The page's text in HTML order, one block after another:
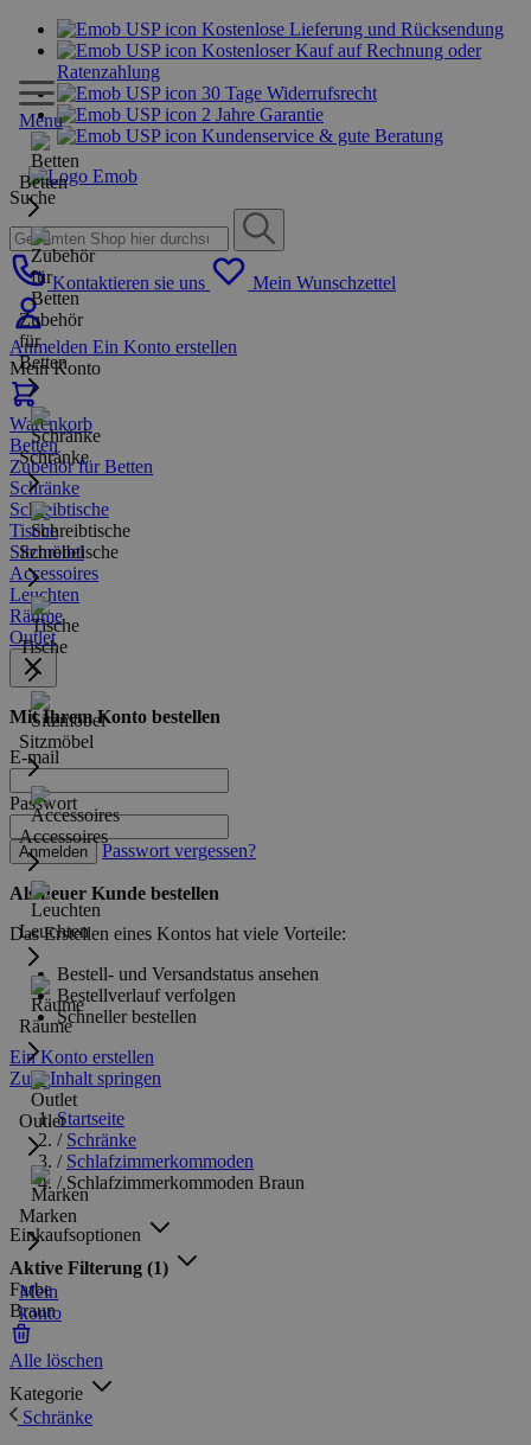
Kostenlose Lieferung und Rücksendung
Kostenloser Kauf auf Rechnung oder
Ratenzahlung
30 Tage Widerrufsrecht
2 Jahre Garantie
Kundenservice & gute Beratung
Suche
Kontaktieren sie uns Mein Wunschzettel
Anmelden Ein Konto erstellen
Mein Konto
Warenkorb
Menu
Betten
Zubehör
für
Betten
Schränke
Schreibtische
Tische
Sitzmöbel
Accessoires
Leuchten
Räume
Outlet
Marken
Mein
konto
Betten
Zubehör für Betten
Schränke
Schreibtische
Tische
Sitzmöbel
Accessoires
Leuchten
Räume
Outlet
Mit Ihrem Konto bestellen
E-mail
Passwort
Anmelden Passwort vergessen?
Als neuer Kunde bestellen
Das Erstellen eines Kontos hat viele Vorteile:
Bestell- und Versandstatus ansehen
Bestellverlauf verfolgen
Schneller bestellen
Ein Konto erstellen
Zum Inhalt springen
Startseite
/ Schränke
/ Schlafzimmerkommoden
/ Schlafzimmerkommoden Braun
Einkaufsoptionen
Aktive Filterung (1)
Farbe
Braun
Alle löschen
Kategorie
Schränke